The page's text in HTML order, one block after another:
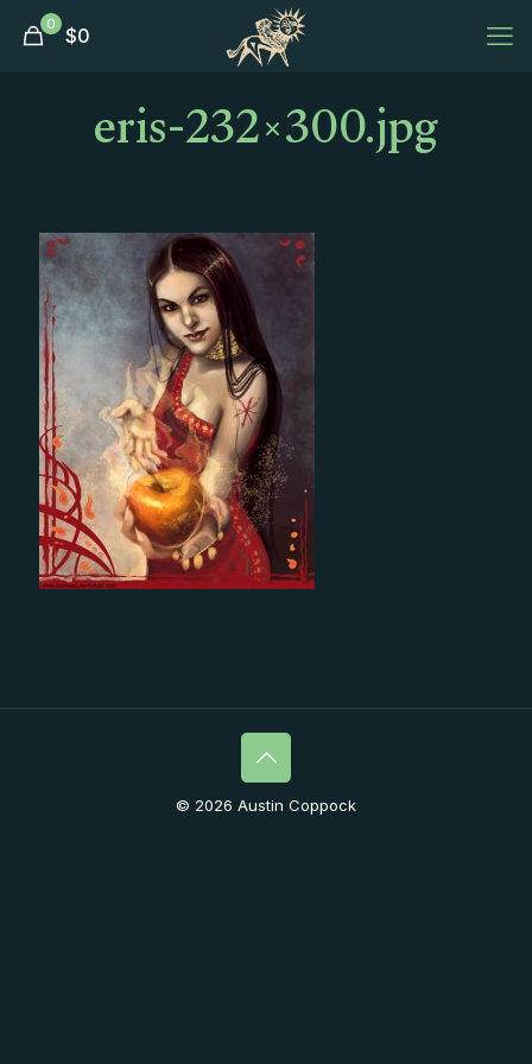
0 $0
eris-232×300.jpg
© 2026 Austin Coppock